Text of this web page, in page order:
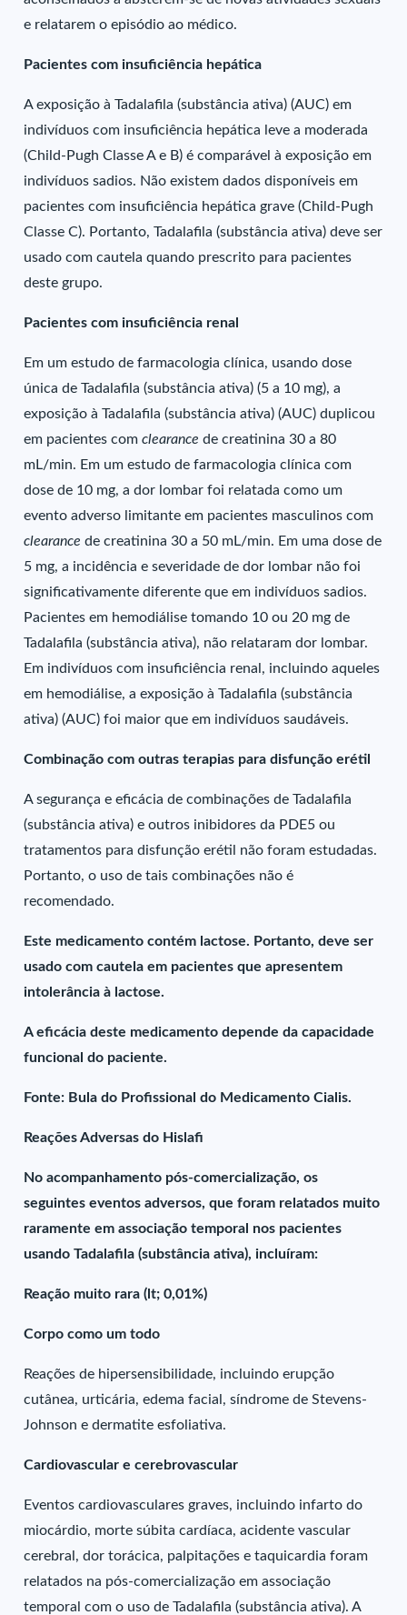
e relatarem o episódio ao médico.
Pacientes com insuficiência hepática
A exposição à Tadalafila (substância ativa) (AUC) em
indivíduos com insuficiência hepática leve a moderada
(Child-Pugh Classe A e B) é comparável à exposição em
indivíduos sadios. Não existem dados disponíveis em
pacientes com insuficiência hepática grave (Child-Pugh
Classe C). Portanto, Tadalafila (substância ativa) deve ser
usado com cautela quando prescrito para pacientes
deste grupo.
Pacientes com insuficiência renal
Em um estudo de farmacologia clínica, usando dose
única de Tadalafila (substância ativa) (5 a 10 mg), a
exposição à Tadalafila (substância ativa) (AUC) duplicou
em pacientes comclearancede creatinina 30 a 80
mL/min. Em um estudo de farmacologia clínica com
dose de 10 mg, a dor lombar foi relatada como um
evento adverso limitante em pacientes masculinos com
clearancede creatinina 30 a 50 mL/min. Em uma dose de
5 mg, a incidência e severidade de dor lombar não foi
significativamente diferente que em indivíduos sadios.
Pacientes em hemodiálise tomando 10 ou 20 mg de
Tadalafila (substância ativa), não relataram dor lombar.
Em indivíduos com insuficiência renal, incluindo aqueles
em hemodiálise, a exposição à Tadalafila (substância
ativa) (AUC) foi maior que em indivíduos saudáveis.
Combinação com outras terapias para disfunção erétil
A segurança e eficácia de combinações de Tadalafila
(substância ativa) e outros inibidores da PDE5 ou
tratamentos para disfunção erétil não foram estudadas.
Portanto, o uso de tais combinações não é
recomendado.
Este medicamento contém lactose. Portanto, deve ser
usado com cautela em pacientes que apresentem
intolerância à lactose.
A eficácia deste medicamento depende da capacidade
funcional do paciente.
Fonte: Bula do Profissional do Medicamento Cialis.
Reações Adversas do Hislafi
No acompanhamento pós-comercialização, os
seguintes eventos adversos, que foram relatados muito
raramente em associação temporal nos pacientes
usando Tadalafila (substância ativa), incluíram:
Reação muito rara (lt; 0,01%)
Corpo como um todo
Reações de hipersensibilidade, incluindo erupção
cutânea, urticária, edema facial, síndrome de Stevens-
Johnson e dermatite esfoliativa.
Cardiovascular e cerebrovascular
Eventos cardiovasculares graves, incluindo infarto do
miocárdio, morte súbita cardíaca, acidente vascular
cerebral, dor torácica, palpitações e taquicardia foram
relatados na pós-comercialização em associação
temporal com o uso de Tadalafila (substância ativa). A